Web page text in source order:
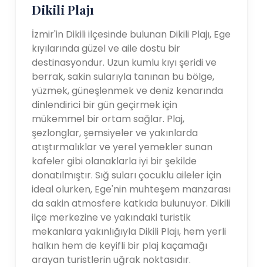
Dikili Plajı
İzmir'in Dikili ilçesinde bulunan Dikili Plajı, Ege
kıyılarında güzel ve aile dostu bir
destinasyondur. Uzun kumlu kıyı şeridi ve
berrak, sakin sularıyla tanınan bu bölge,
yüzmek, güneşlenmek ve deniz kenarında
dinlendirici bir gün geçirmek için
mükemmel bir ortam sağlar. Plaj,
şezlonglar, şemsiyeler ve yakınlarda
atıştırmalıklar ve yerel yemekler sunan
kafeler gibi olanaklarla iyi bir şekilde
donatılmıştır. Sığ suları çocuklu aileler için
ideal olurken, Ege'nin muhteşem manzarası
da sakin atmosfere katkıda bulunuyor. Dikili
ilçe merkezine ve yakındaki turistik
mekanlara yakınlığıyla Dikili Plajı, hem yerli
halkın hem de keyifli bir plaj kaçamağı
arayan turistlerin uğrak noktasıdır.